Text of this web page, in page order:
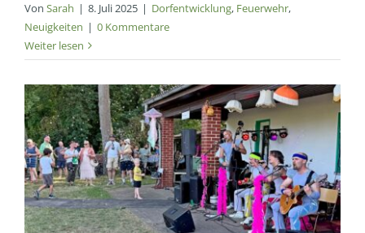
Von Sarah | 8. Juli 2025 | Dorfentwicklung, Feuerwehr,
Neuigkeiten | 0 Kommentare
Weiter lesen